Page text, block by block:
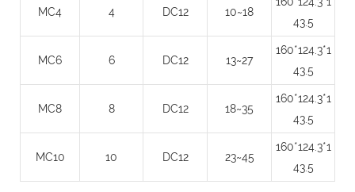
MC4 4 DC12 10~18
43.5
MC6 6 DC12 13~27
160*124.3*1
43.5
MC8 8 DC12 18~35
160*124.3*1
43.5
MC10 10 DC12 23~45
160*124.3*1
43.5